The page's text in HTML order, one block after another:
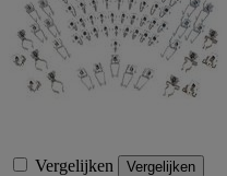
Vergelijken Vergelijken